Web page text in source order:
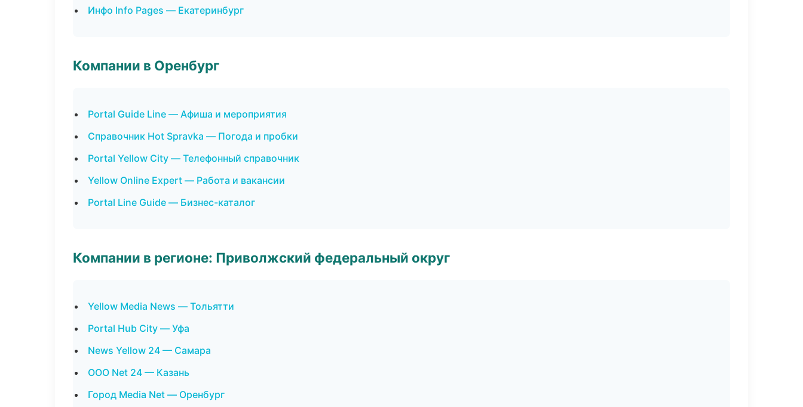
Инфо Info Pages — Екатеринбург
Компании в Оренбург
Portal Guide Line — Афиша и мероприятия
Справочник Hot Spravka — Погода и пробки
Portal Yellow City — Телефонный справочник
Yellow Online Expert — Работа и вакансии
Portal Line Guide — Бизнес-каталог
Компании в регионе: Приволжский федеральный округ
Yellow Media News — Тольятти
Portal Hub City — Уфа
News Yellow 24 — Самара
ООО Net 24 — Казань
Город Media Net — Оренбург